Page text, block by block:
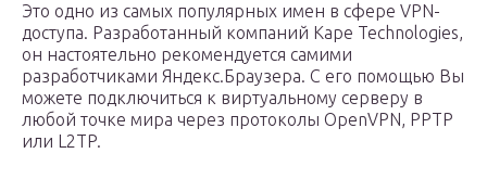
Это одно из самых популярных имен в сфере VPN-
доступа. Разработанный компаний Kape Technologies,
он настоятельно рекомендуется самими
разработчиками Яндекс.Браузера. С его помощью Вы
можете подключиться к виртуальному серверу в
любой точке мира через протоколы OpenVPN, PPTP
или L2TP.